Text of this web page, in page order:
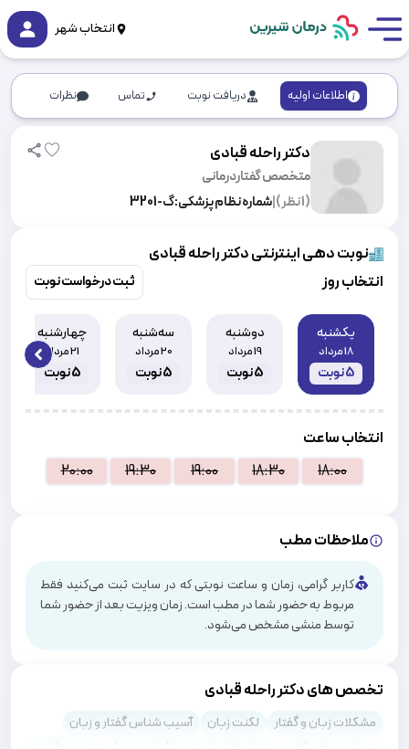
انتخاب شهر
اطلاعات اولیه دریافت نوبت تماس نظرات
دکتر راحله قبادی
متخصص گفتاردرمانی
(
1نظر) شماره نظام پزشکی:گ-3201
نوبت دهی اینترنتی دکتر راحله قبادی
انتخاب روز
ثبت درخواست نوبت
یکشنبه
18 مرداد
5نوبت
دوشنبه
19 مرداد
5نوبت
سه‌شنبه
20 مرداد
5نوبت
چهارشنبه
21 مرداد
5نوبت
انتخاب ساعت
18:00
18:30
19:00
19:30
20:00
ملاحظات مطب
کاربر گرامی، زمان و ساعت نوبتی که در سایت ثبت می‌کنید فقط
مربوط به حضور شما در مطب است. زمان ویزیت بعد از حضور شما
توسط منشی مشخص می‌شود.
تخصص های دکتر راحله قبادی
مشکلات زبان و گفتار لکنت زبان
آسیب شناس گفتار و زبان